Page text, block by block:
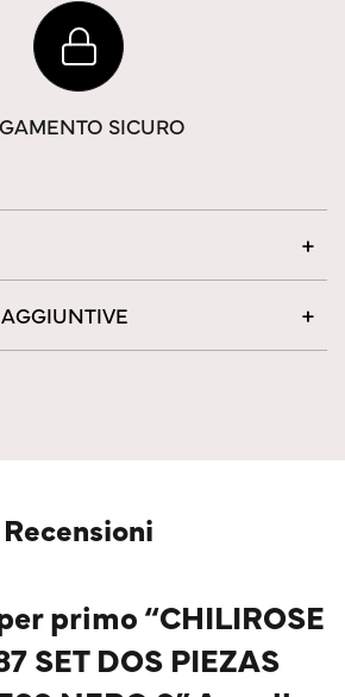
SICURO
Recensioni
primo “CHILIROSE
SET DOS PIEZAS